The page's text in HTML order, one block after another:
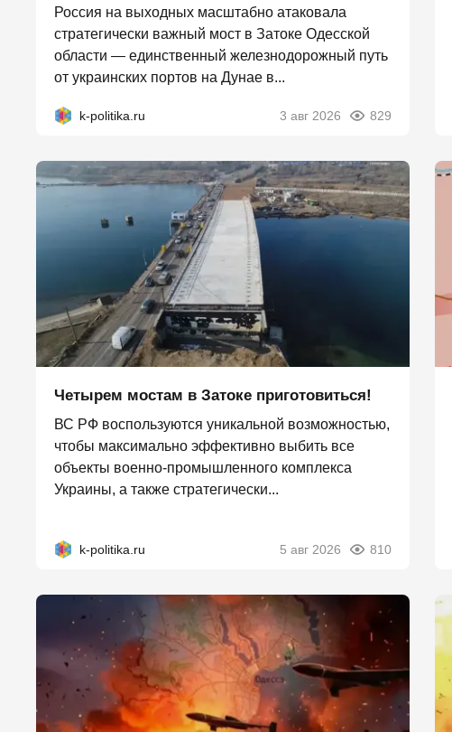
Россия на выходных масштабно атаковала
стратегически важный мост в Затоке Одесской
области — единственный железнодорожный путь
от украинских портов на Дунае в...
k-politika.ru 3 авг 2026 829
Четырем мостам в Затоке приготовиться!
ВС РФ воспользуются уникальной возможностью,
чтобы максимально эффективно выбить все
объекты военно-промышленного комплекса
Украины, а также стратегически...
k-politika.ru 5 авг 2026 810